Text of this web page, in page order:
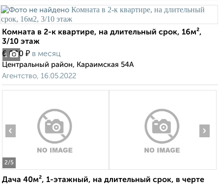
1
Комната в 2-к квартире, на длительный срок, 16м²,
3/10 этаж
6 000 ₽ в месяц
Центральный район, Караимская 54А
Агентство, 16.05.2022
2/5
‹ ›
Дача 40м², 1-этажный, на длительный срок, в черте